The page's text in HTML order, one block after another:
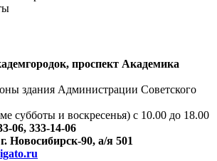
проспект Академика
здания Администрации Советского
и воскресенья) с 10.00 до 18.00
06, 333-14-06
Новосибирск-90, а/я 501